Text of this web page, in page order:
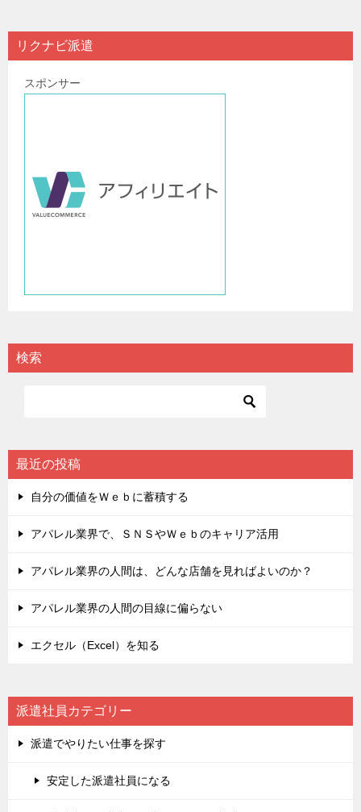
ビ
ゲ
リクナビ派遣
スポンサー
検索
最近の投稿
自分の価値をＷｅｂに蓄積する
アパレル業界で、ＳＮＳやＷｅｂのキャリア活用
アパレル業界の人間は、どんな店舗を見ればよいのか？
アパレル業界の人間の目線に偏らない
エクセル（Excel）を知る
派遣社員カテゴリー
派遣でやりたい仕事を探す
安定した派遣社員になる